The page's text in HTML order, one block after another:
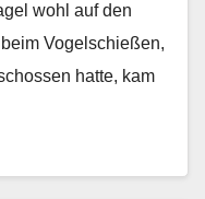
wohl auf den
Vogelschießen,
hatte, kam